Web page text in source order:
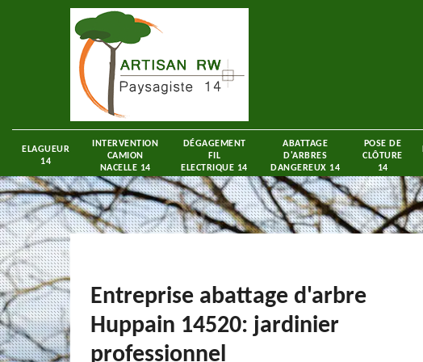
ELAGUEUR
14
INTERVENTION
CAMION
NACELLE 14
DÉGAGEMENT
FIL
ELECTRIQUE 14
ABATTAGE
D'ARBRES
DANGEREUX 14
POSE DE
CLÔTURE
14
Entreprise abattage d'arbre
Huppain 14520: jardinier
professionnel